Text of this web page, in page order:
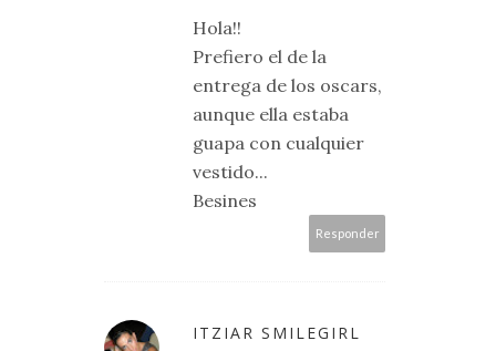
Hola!!
Prefiero el de la
entrega de los oscars,
aunque ella estaba
guapa con cualquier
vestido...
Besines
Responder
ITZIAR SMILEGIRL